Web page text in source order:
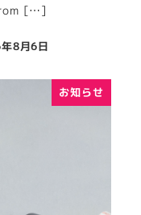
[…]
8月6日
お知らせ